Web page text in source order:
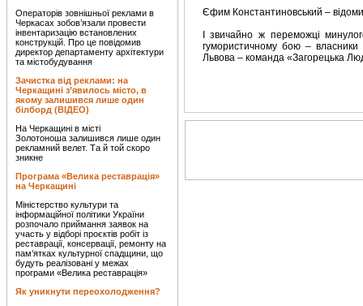
Операторів зовнішньої реклами в
Черкасах зобов’язали провести
інвентаризацію встановлених
конструкцій. Про це повідомив
директор департаменту архітектури
та містобудування
Зачистка від реклами: на
Черкащині з’явилось місто, в
якому залишився лише один
білборд (ВІДЕО)
На Черкащині в місті
Золотоноша залишився лише один
рекламний велет. Та й той скоро
зникне
Програма «Велика реставрація»
на Черкащині
Міністерство культури та
інформаційної політики України
розпочало приймання заявок на
участь у відборі проєктів робіт із
реставрації, консервації, ремонту на
пам’ятках культурної спадщини, що
будуть реалізовані у межах
програми «Велика реставрація»
Як уникнути переохолодження?
Єфим Константиновський –
І звичайно ж переможці
гумористичному бою – власники
Львова – команда «Загорецька